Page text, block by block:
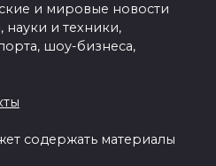
и мировые новости
науки и техники,
шоу-бизнеса,
содержать материалы